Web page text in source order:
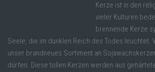
Kerze ist in den
vieler Kulturen
brennende Kerze
Seele, die im dunklen Reich des Todes leuchtet.
unser brandneues Sortiment an
dürfen. Diese tollen Kerzen werden aus